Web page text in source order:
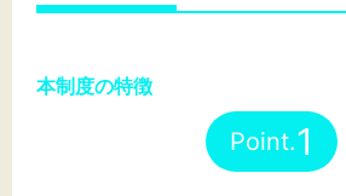
揖斐川町商工会情報
本制度の特徴
Point.1